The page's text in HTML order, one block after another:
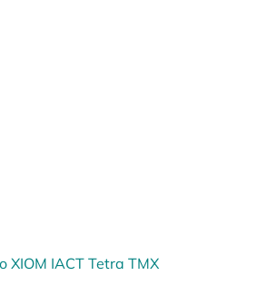
XIOM IACT Tetra TMX